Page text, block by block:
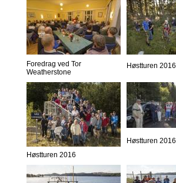
Foredrag ved Tor
Weatherstone
Høstturen 2016
Høstturen 2016
Høstturen 2016